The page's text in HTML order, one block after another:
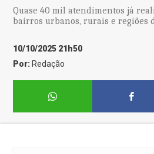
Quase 40 mil atendimentos já
bairros urbanos, rurais e regiões
10/10/2025 21h50
Por: Redação